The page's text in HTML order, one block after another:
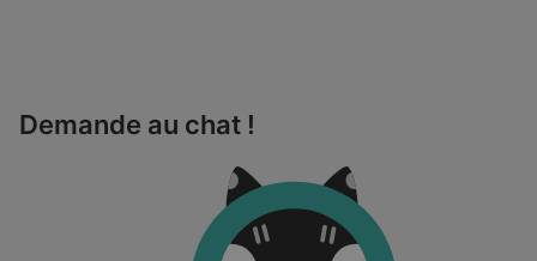
Demande au chat !